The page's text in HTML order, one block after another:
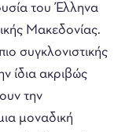
του Έλληνα
Μακεδονίας.
συγκλονιστικής
ίδια ακριβώς
την
μοναδική